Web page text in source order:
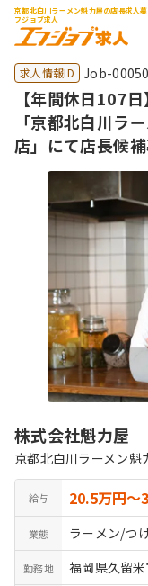
京都北白川ラーメン魁力屋の店長求人
フジョブ求人
【年間休日107
「京都北白川ラ
店」にて店長候補
求人情報ID Job-
株式会社魁力屋
京都北白川ラーメン魁
給与 20.5万円〜
業態 ラーメン/つ
勤務地 福岡県久留